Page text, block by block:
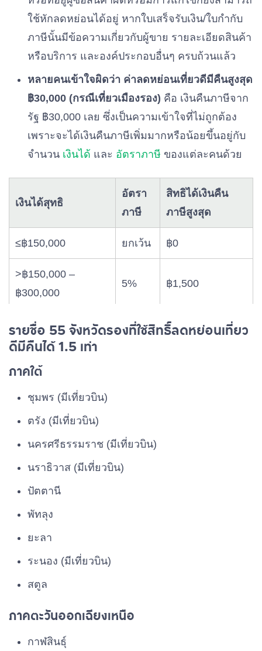
ใช้หักลดหย่อนได้อยู่ หากใบเสร็จรับเงิน/ใบกำกับ
ภาษีนั้นมีข้อความเกี่ยวกับผู้ขาย รายละเอียดสินค้า
หรือบริการ และองค์ประกอบอื่นๆ ครบถ้วนแล้ว
หลายคนเข้าใจผิดว่า ค่าลดหย่อนเที่ยวดีมีคืนสูงสุด
฿30,000 (กรณีเที่ยวเมืองรอง) คือ เงินคืนภาษีจาก
รัฐ ฿30,000 เลย ซึ่งเป็นความเข้าใจที่ไม่ถูกต้อง
เพราะจะได้เงินคืนภาษีเพิ่มมากหรือน้อยขึ้นอยู่กับ
จำนวน เงินได้ และ อัตราภาษี ของแต่ละคนด้วย
เงินได้สุทธิ
อัตรา
ภาษี
สิทธิได้เงินคืน
ภาษีสูงสุด
≤฿150,000 ยกเว้น ฿0
>฿150,000 –
฿300,000
5% ฿1,500
>฿300,000 –
฿500,000
10% ฿3,000
>฿500,000 –
฿750,000
>฿750,000 –
฿1,000,000
>฿1,000,000 –
฿2,000,000
>฿2,000,000 –
฿5,000,000
รายชื่อ 55 จังหวัดรองที่ใช้สิทธิ์ลดหย่อนเที่ยว
ดีมีคืนได้ 1.5 เท่า
ภาคใต้
ชุมพร (มีเที่ยวบิน)
ตรัง (มีเที่ยวบิน)
นครศรีธรรมราช (มีเที่ยวบิน)
นราธิวาส (มีเที่ยวบิน)
ปัตตานี
พัทลุง
ยะลา
ระนอง (มีเที่ยวบิน)
สตูล
ภาคตะวันออกเฉียงเหนือ
กาฬสินธุ์